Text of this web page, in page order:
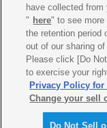
オンラインショップ
企業情報
ご利用規約 推薦環境
have collected
" here" to see more
the retention period
out of our sharing
Please click [Do
to exercise your
Privacy Policy
Change your sell
Do Not Sell